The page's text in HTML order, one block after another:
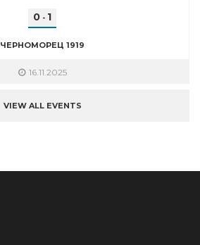
0 - 1
ЧЕРНОМОРЕЦ 1919
16.11.2025
VIEW ALL EVENTS